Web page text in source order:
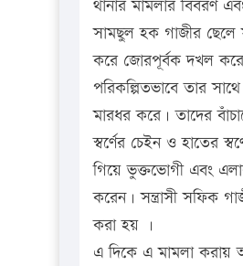
থানার মামলার বিবরণ
সামছুল হক গাজীর ছেলে
করে জোরপূর্বক দখল করে
পরিকল্পিতভাবে তার
মারধর করে। তাদের
স্বর্ণের চেইন ও হাতের
গিয়ে ভুক্তভোগী এবং
করেন। সন্ত্রাসী সফিক
করা হয় ।
এ দিকে এ মামলা করায়